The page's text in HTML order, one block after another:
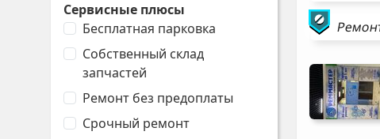
Сервисные плюсы
Бесплатная парковка
Собственный склад
запчастей
Ремонт без предоплаты
Срочный ремонт